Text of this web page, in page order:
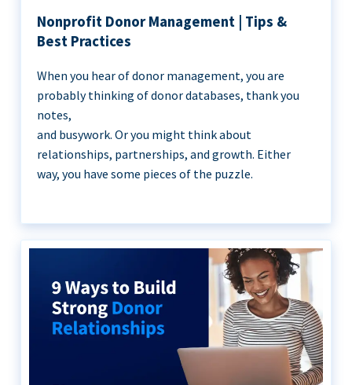
Nonprofit Donor Management | Tips &
Best Practices
When you hear of donor management, you are
probably thinking of donor databases, thank you
notes,
and busywork. Or you might think about
relationships, partnerships, and growth. Either
way, you have some pieces of the puzzle.